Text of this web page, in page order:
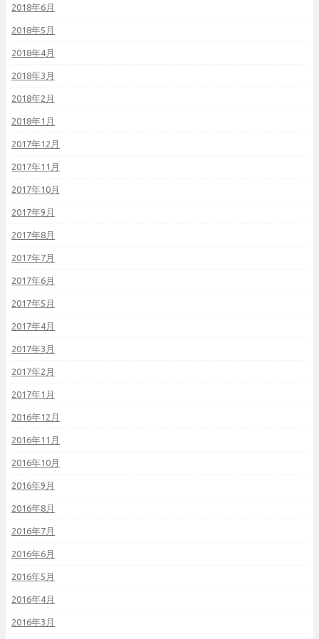
2018年6月
2018年5月
2018年4月
2018年3月
2018年2月
2018年1月
2017年12月
2017年11月
2017年10月
2017年9月
2017年8月
2017年7月
2017年6月
2017年5月
2017年4月
2017年3月
2017年2月
2017年1月
2016年12月
2016年11月
2016年10月
2016年9月
2016年8月
2016年7月
2016年6月
2016年5月
2016年4月
2016年3月